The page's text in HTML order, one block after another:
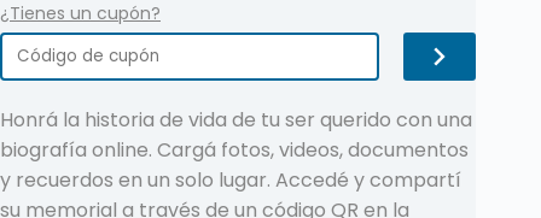
¿Tienes un cupón?
Honrá la historia de vida de tu ser querido con una
biografía online. Cargá fotos, videos, documentos
y recuerdos en un solo lugar. Accedé y compartí
su memorial a través de un código QR en la